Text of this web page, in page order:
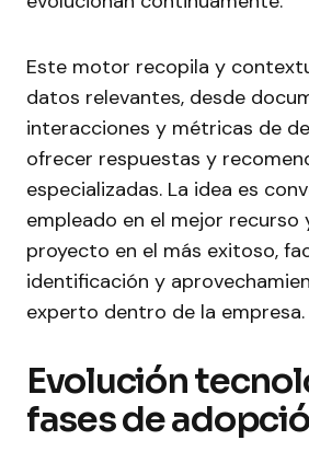
Este motor recopila y
datos relevantes, desde
interacciones y métricas de
ofrecer respuestas y
especializadas. La idea es
empleado en el mejor recurso
proyecto en el más exitoso,
identificación y
experto dentro de la empresa.
Evolución
fases de